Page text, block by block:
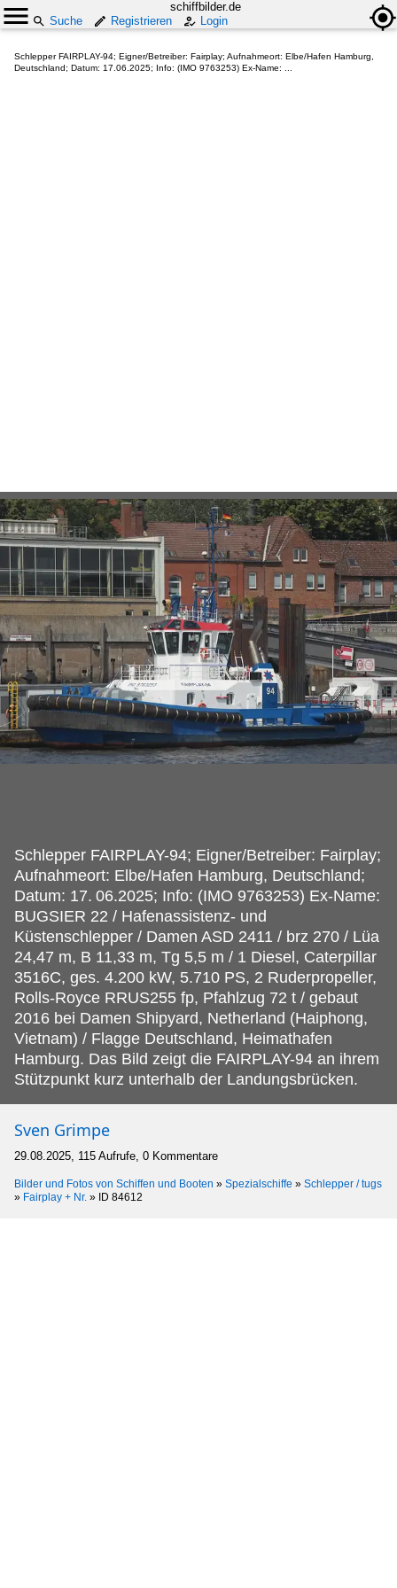
schiffbilder.de
Suche
Registrieren Login
Schlepper FAIRPLAY-94; Eigner/Betreiber: Fairplay; Aufnahmeort: Elbe/Hafen Hamburg,
Deutschland; Datum: 17.06.2025; Info: (IMO 9763253) Ex-Name: ...
Schlepper FAIRPLAY-94; Eigner/Betreiber: Fairplay;
Aufnahmeort: Elbe/Hafen Hamburg, Deutschland;
Datum: 17. 06.2025; Info: (IMO 9763253) Ex-Name:
BUGSIER 22 / Hafenassistenz- und
Küstenschlepper / Damen ASD 2411 / brz 270 / Lüa
24,47 m, B 11,33 m, Tg 5,5 m / 1 Diesel, Caterpillar
3516C, ges. 4.200 kW, 5.710 PS, 2 Ruderpropeller,
Rolls-Royce RRUS255 fp, Pfahlzug 72 t / gebaut
2016 bei Damen Shipyard, Netherland (Haiphong,
Vietnam) / Flagge Deutschland, Heimathafen
Hamburg. Das Bild zeigt die FAIRPLAY-94 an ihrem
Stützpunkt kurz unterhalb der Landungsbrücken.
Sven Grimpe
29.08.2025, 115 Aufrufe, 0 Kommentare
Bilder und Fotos von Schiffen und Booten » Spezialschiffe » Schlepper / tugs
» Fairplay + Nr. » ID 84612